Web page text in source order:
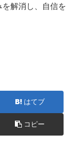
解消し、自信を
はてブ
コピー